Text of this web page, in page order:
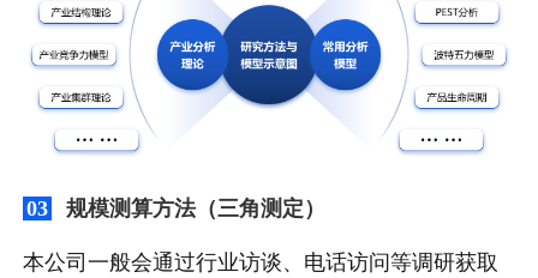
03 规模测算方法（三角测定）
本公司一般会通过行业访谈、电话访问等调研获取